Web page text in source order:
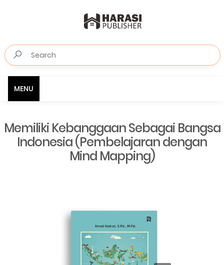
MENU
Memiliki Kebanggaan Sebagai Bangsa
Indonesia (Pembelajaran dengan
Mind Mapping)⁣